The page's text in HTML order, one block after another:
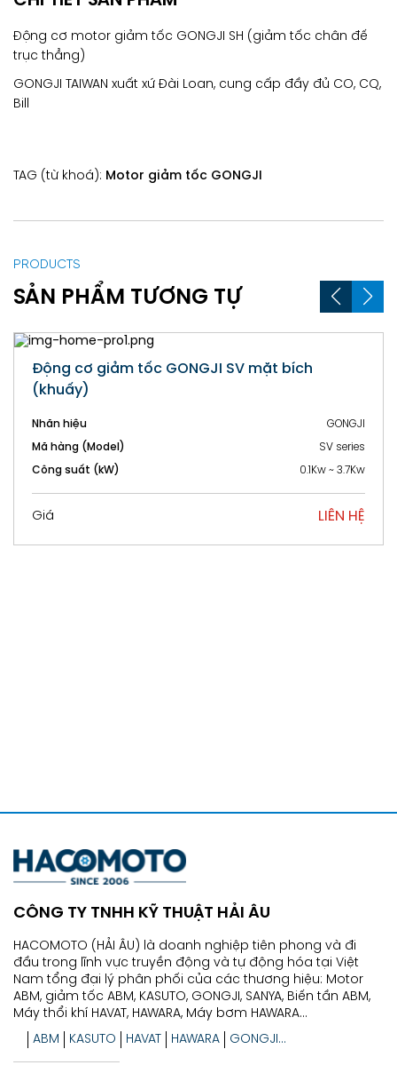
Động cơ motor giảm tốc GONGJI SH (giảm tốc chân đế
trục thẳng)
GONGJI TAIWAN xuất xứ Đài Loan, cung cấp đầy đủ CO, CQ,
Bill
TAG (từ khoá): Motor giảm tốc GONGJI
PRODUCTS
SẢN PHẨM TƯƠNG TỰ
Động cơ giảm tốc GONGJI SV mặt bích
(khuấy)
Nhãn hiệu
GONGJI
Mã hàng (Model)
SV series
Công suất (kW)
0.1Kw ~ 3.7Kw
Giá LIÊN HỆ
CÔNG TY TNHH KỸ THUẬT HẢI ÂU
HACOMOTO (HẢI ÂU) là doanh nghiệp tiên phong và đi
đầu trong lĩnh vực truyền động và tự động hóa tại Việt
Nam tổng đại lý phân phối của các thương hiệu: Motor
ABM, giảm tốc ABM, KASUTO, GONGJI, SANYA, Biến tần ABM,
Máy thổi khí HAVAT, HAWARA, Máy bơm HAWARA...
ABM
KASUTO HAVAT HAWARA GONGJI...